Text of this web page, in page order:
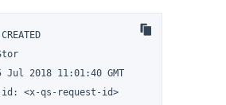
Jul 2018 11:01:40 GMT
id: <x-qs-request-id>